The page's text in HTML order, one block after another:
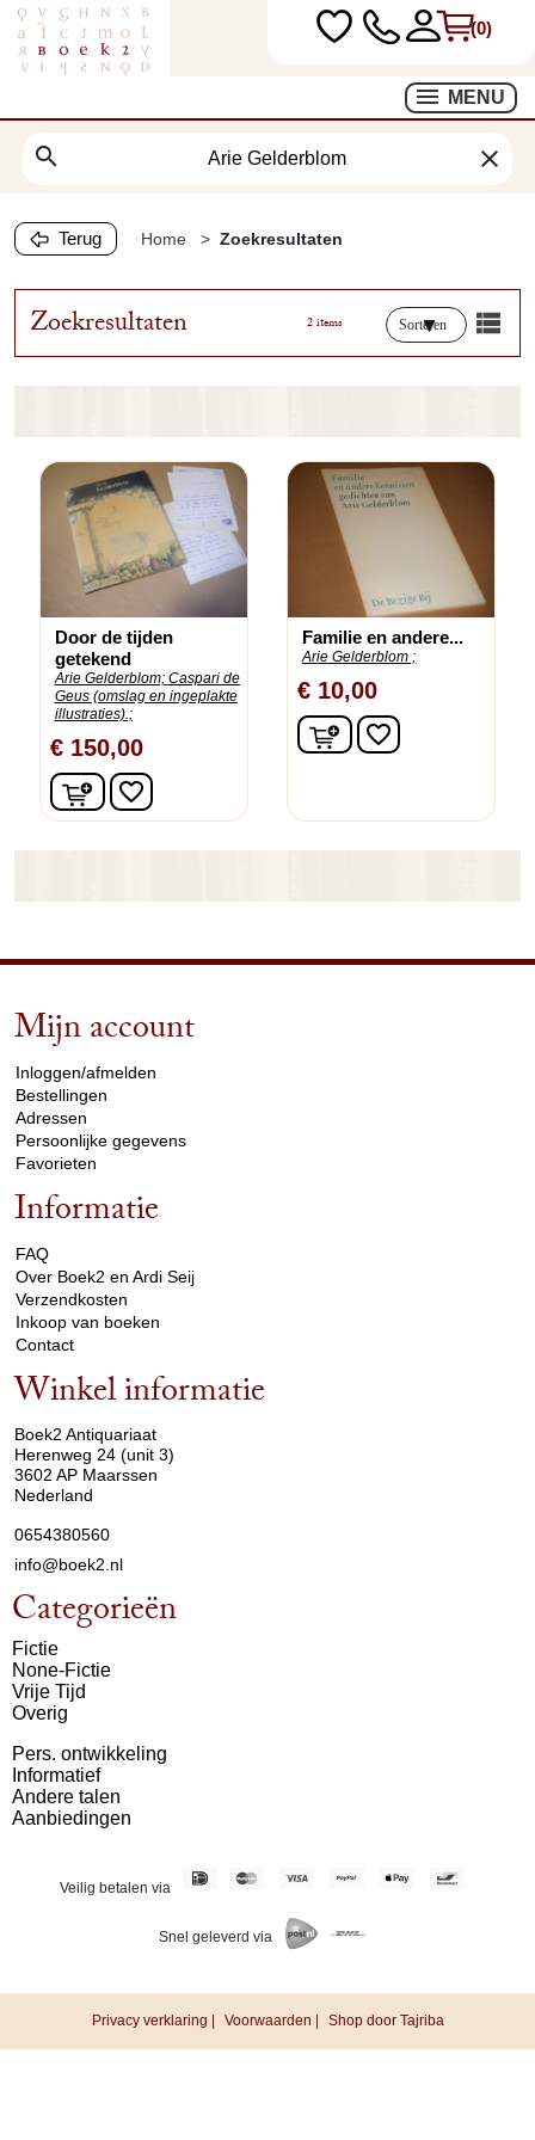
(0)
MENU
search clear
Terug Home Zoekresultaten
Zoekresultaten 2 items Sorteren
Door de tijden
getekend
Arie Gelderblom; Caspari de
Geus (omslag en ingeplakte
illustraties).;
€ 150,00
In winkelwagen
favorite_border
Familie en andere...
Arie Gelderblom ;
€ 10,00
In winkelwagen
favorite_border
Mijn account
Inloggen/afmelden
Bestellingen
Adressen
Persoonlijke gegevens
Favorieten
Informatie
FAQ
Over Boek2 en Ardi Seij
Verzendkosten
Inkoop van boeken
Contact
Winkel informatie
Boek2 Antiquariaat
Herenweg 24 (unit 3)
3602 AP Maarssen
Nederland
0654380560
info@boek2.nl
Categorieën
Fictie
None-Fictie
Vrije Tijd
Overig
Pers. ontwikkeling
Informatief
Andere talen
Aanbiedingen
Veilig betalen via
Snel geleverd via
Privacy verklaring | Voorwaarden | Shop door Tajriba